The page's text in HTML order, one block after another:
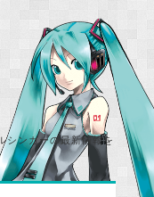
シンガーの最新情報を